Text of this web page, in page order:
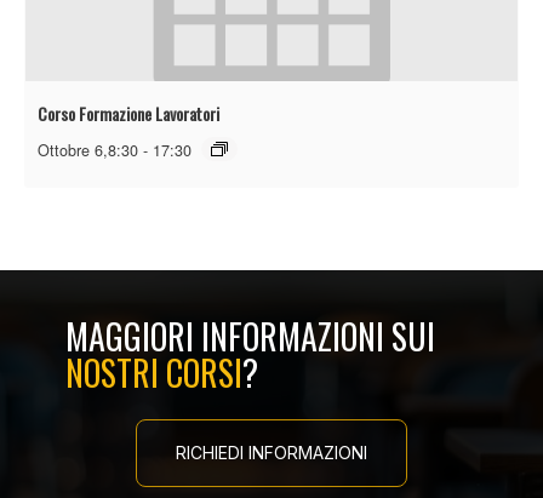
Corso Formazione Lavoratori
Ottobre 6,8:30 - 17:30
MAGGIORI INFORMAZIONI SUI
NOSTRI CORSI?
RICHIEDI INFORMAZIONI